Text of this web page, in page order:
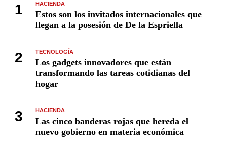
1 HACIENDA
Estos son los invitados internacionales que
llegan a la posesión de De la Espriella
2 TECNOLOGÍA
Los gadgets innovadores que están
transformando las tareas cotidianas del
hogar
3 HACIENDA
Las cinco banderas rojas que hereda el
nuevo gobierno en materia económica